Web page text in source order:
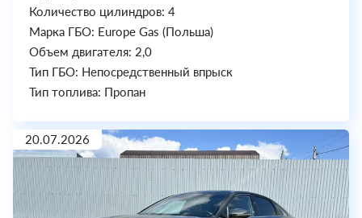
Количество цилиндров: 4
Марка ГБО: Europe Gas (Польша)
Объем двигателя: 2,0
Тип ГБО: Непосредственный впрыск
Тип топлива: Пропан
20.07.2026